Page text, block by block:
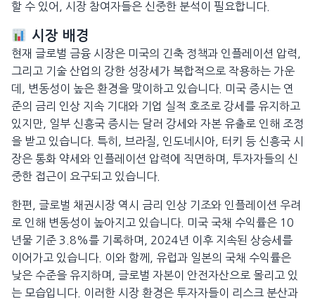
할 수 있어, 시장 참여자들은 신중한 분석이 필요합니다.
시장 배경
현재 글로벌 금융 시장은 미국의 긴축 정책과 인플레이션 압력,
그리고 기술 산업의 강한 성장세가 복합적으로 작용하는 가운
데, 변동성이 높은 환경을 맞이하고 있습니다. 미국 증시는 연
준의 금리 인상 지속 기대와 기업 실적 호조로 강세를 유지하고
있지만, 일부 신흥국 증시는 달러 강세와 자본 유출로 인해 조정
을 받고 있습니다. 특히, 브라질, 인도네시아, 터키 등 신흥국 시
장은 통화 약세와 인플레이션 압력에 직면하며, 투자자들의 신
중한 접근이 요구되고 있습니다.
한편, 글로벌 채권시장 역시 금리 인상 기조와 인플레이션 우려
로 인해 변동성이 높아지고 있습니다. 미국 국채 수익률은 10
년물 기준 3.8%를 기록하며, 2024년 이후 지속된 상승세를
이어가고 있습니다. 이와 함께, 유럽과 일본의 국채 수익률은
낮은 수준을 유지하며, 글로벌 자본이 안전자산으로 몰리고 있
는 모습입니다. 이러한 시장 환경은 투자자들이 리스크 분산과